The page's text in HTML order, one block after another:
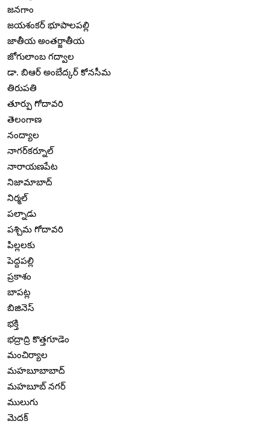
జనగాం
జయశంకర్ భూపాలపల్లి
జాతీయ అంతర్జాతీయ
జోగులాంబ గద్వాల
డా. బిఆర్ అంబేద్కర్ కోనసీమ
తిరుపతి
తూర్పు గోదావరి
తెలంగాణ
నంద్యాల
నాగర్‌కర్నూల్
నారాయణపేట
నిజామాబాద్
నిర్మల్
పల్నాడు
పశ్చిమ గోదావరి
పిల్లలకు
పెద్దపల్లి
ప్రకాశం
బాపట్ల
బిజినెస్
భక్తి
భద్రాద్రి కొత్తగూడెం
మంచిర్యాల
మహబూబాబాద్
మహబూబ్ నగర్
ములుగు
మెదక్